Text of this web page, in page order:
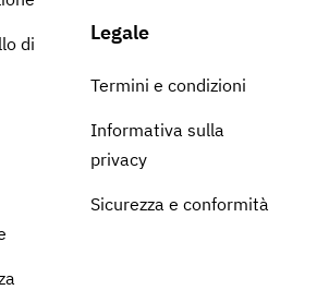
di
Legale
Termini e condizioni
Informativa sulla
privacy
Sicurezza e conformità